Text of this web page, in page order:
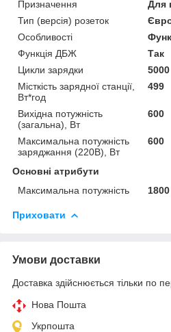
Призначення
Для
Тип (версія) розеток
Особливості
Функція ДБЖ
Так
Цикли зарядки
5000
Місткість зарядної станції,
Вт*год
499
Вихідна потужність
(загальна), Вт
600
Максимальна потужність
заряджання (220В), Вт
600
Основні атрибути
Максимальна потужність
Приховати
Умови доставки
Доставка здійснюється тільки по
Нова Пошта
Укрпошта